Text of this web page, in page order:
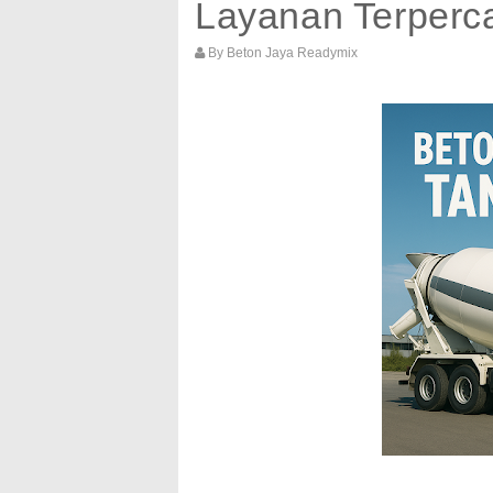
Layanan
By Beton Jaya Readymix